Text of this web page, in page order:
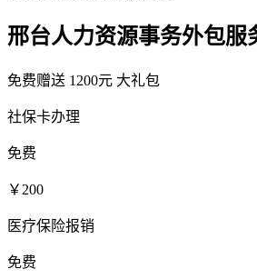
邢台人力资源事务外包服
免费赠送 1200元 大礼包
社保卡办理
免费
￥200
医疗保险报销
免费